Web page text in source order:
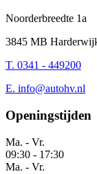
Noorderbreedte 1a
3845 MB
T. 0341 - 449200
E. info@autohv.nl
Openingstijden
Ma. - Vr.
09:30 - 17:30
Ma. - Vr.